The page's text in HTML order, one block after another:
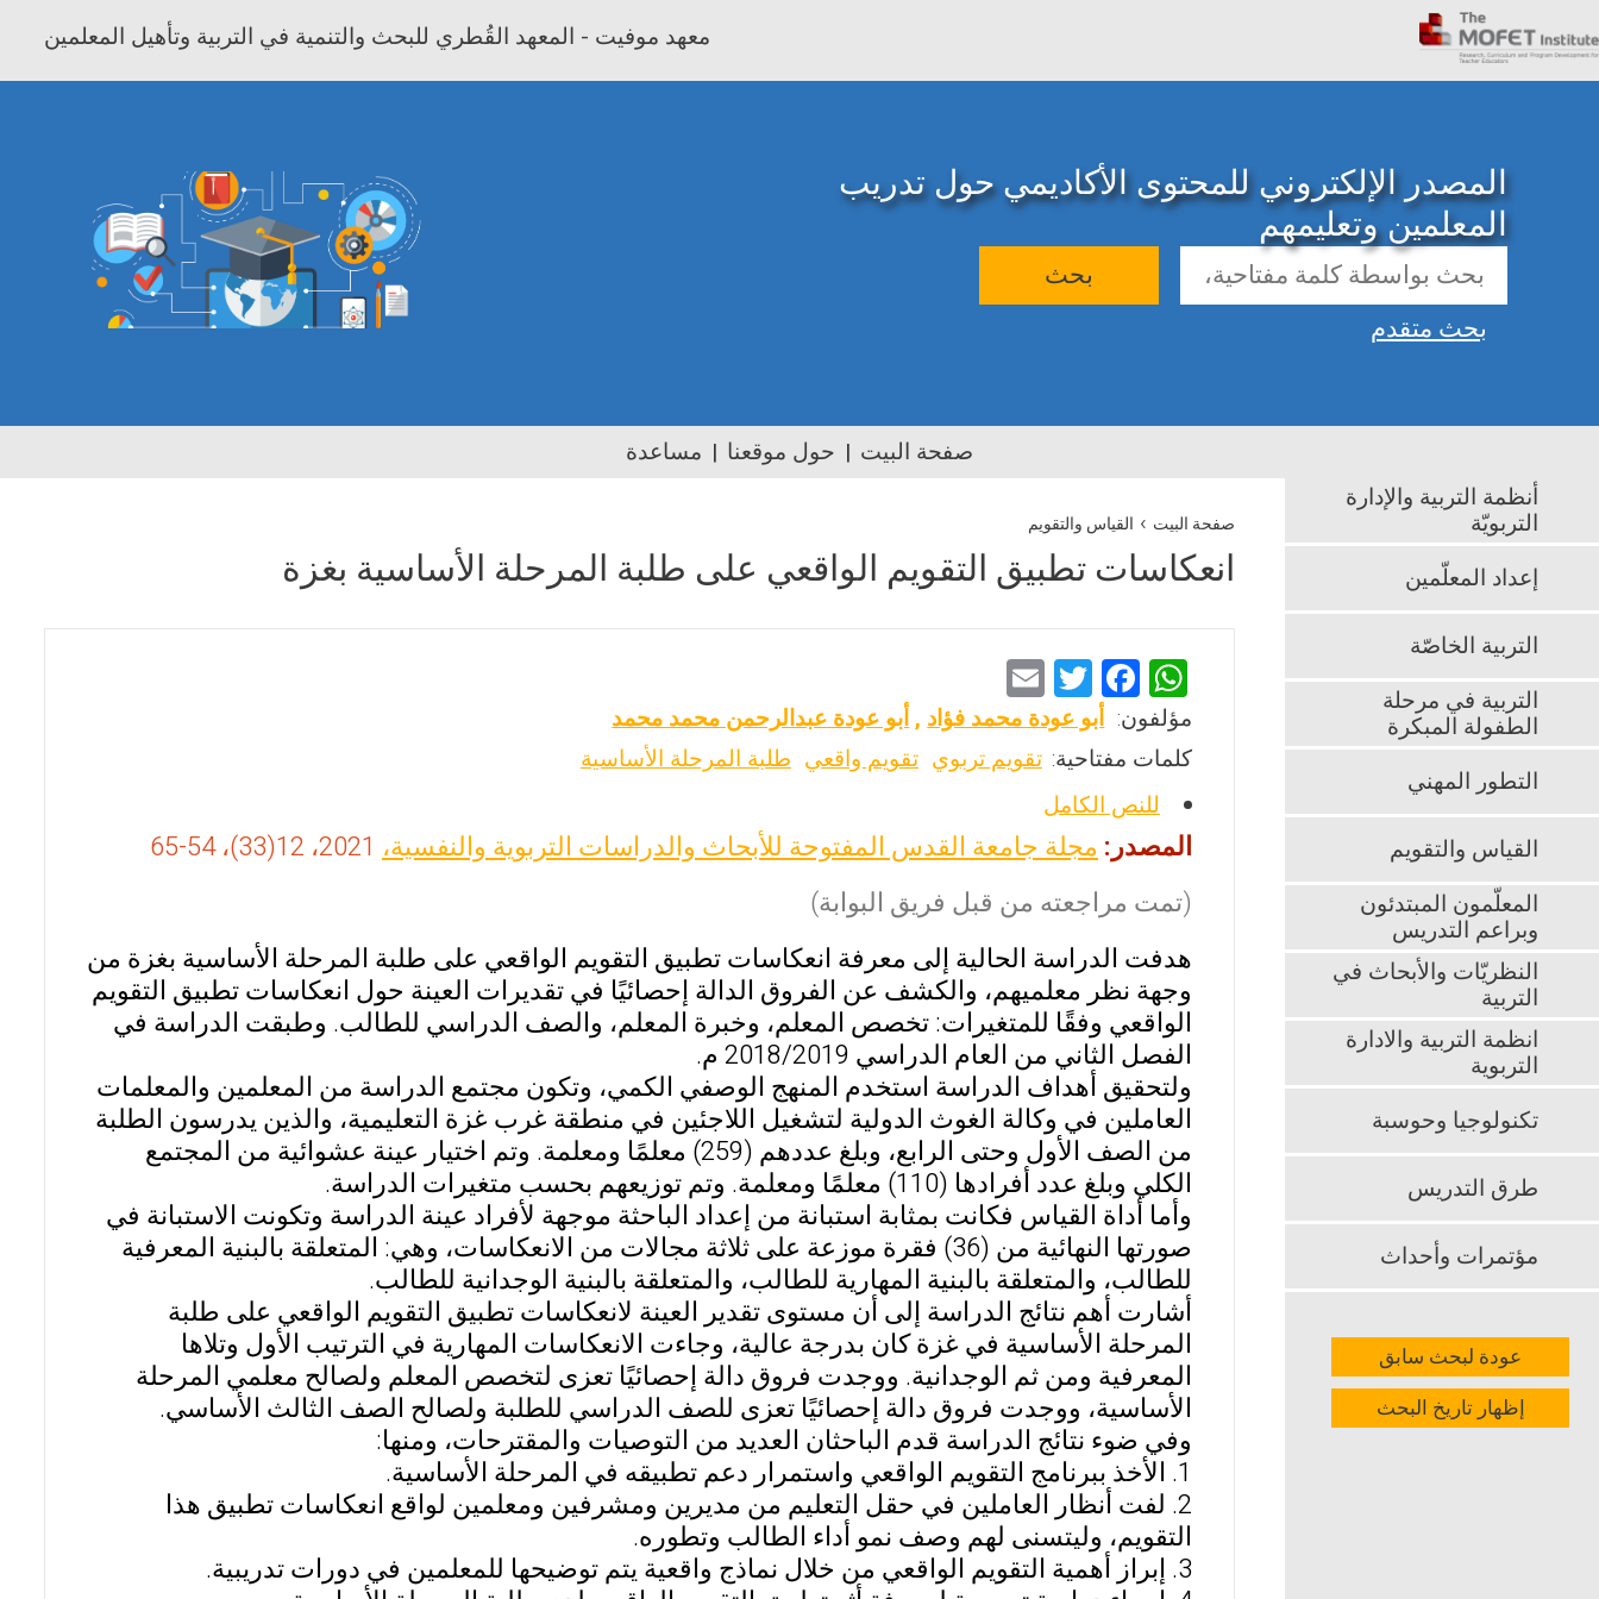
معهد موفيت - المعهد القُطري للبحث والتنمية في التربية وتأهيل المعلمين
المصدر الإلكتروني للمحتوى الأكاديمي حول تدريب
المعلمين وتعليمهم
بحث
بحث متقدم
صفحة البيت حول موقعنا مساعدة
صفحة البيت › القياس والتقويم
انعكاسات تطبيق التقويم الواقعي على طلبة المرحلة الأساسية بغزة
W
h
at
s
A
p
p
F
a
ce
b
o
o
k
T
wi
tt
m
ai
مؤلفون: أبو عودة محمد فؤاد,أبو عودة عبدالرحمن محمد محمد
كلمات مفتاحية: تقويم تربوي تقويم واقعي طلبة المرحلة الأساسية
للنص الكامل
المصدر: مجلة جامعة القدس المفتوحة للأبحاث والدراسات التربوية والنفسية،
(تمت مراجعته من قبل فريق البوابة)
هدفت الدراسة الحالية إلى معرفة انعكاسات تطبيق التقويم الواقعي على طلبة المرحلة الأساسية بغزة من
وجهة نظر معلميهم، والكشف عن الفروق الدالة إحصائيًا في تقديرات العينة حول انعكاسات تطبيق التقويم
الواقعي وفقًا للمتغيرات: تخصص المعلم، وخبرة المعلم، والصف الدراسي للطالب. وطبقت الدراسة في
الفصل الثاني من العام الدراسي 2018/2019 م.
ولتحقيق أهداف الدراسة استخدم المنهج الوصفي الكمي، وتكون مجتمع الدراسة من المعلمين والمعلمات
العاملين في وكالة الغوث الدولية لتشغيل اللاجئين في منطقة غرب غزة التعليمية، والذين يدرسون الطلبة
من الصف الأول وحتى الرابع، وبلغ عددهم (259) معلمًا ومعلمة. وتم اختيار عينة عشوائية من المجتمع
الكلي وبلغ عدد أفرادها (110) معلمًا ومعلمة. وتم توزيعهم بحسب متغيرات الدراسة.
وأما أداة القياس فكانت بمثابة استبانة من إعداد الباحثة موجهة لأفراد عينة الدراسة وتكونت الاستبانة في
صورتها النهائية من (36) فقرة موزعة على ثلاثة مجالات من الانعكاسات، وهي: المتعلقة بالبنية المعرفية
للطالب، والمتعلقة بالبنية المهارية للطالب، والمتعلقة بالبنية الوجدانية للطالب.
أشارت أهم نتائج الدراسة إلى أن مستوى تقدير العينة لانعكاسات تطبيق التقويم الواقعي على طلبة
المرحلة الأساسية في غزة كان بدرجة عالية، وجاءت الانعكاسات المهارية في الترتيب الأول وتلاها
المعرفية ومن ثم الوجدانية. ووجدت فروق دالة إحصائيًا تعزى لتخصص المعلم ولصالح معلمي المرحلة
الأساسية، ووجدت فروق دالة إحصائيًا تعزى للصف الدراسي للطلبة ولصالح الصف الثالث الأساسي.
وفي ضوء نتائج الدراسة قدم الباحثان العديد من التوصيات والمقترحات، ومنها:
1. الأخذ ببرنامج التقويم الواقعي واستمرار دعم تطبيقه في المرحلة الأساسية.
2. لفت أنظار العاملين في حقل التعليم من مديرين ومشرفين ومعلمين لواقع انعكاسات تطبيق هذا
التقويم، وليتسنى لهم وصف نمو أداء الطالب وتطوره.
3. إبراز أهمية التقويم الواقعي من خلال نماذج واقعية يتم توضيحها للمعلمين في دورات تدريبية.
أنظمة التربية والإدارة
التربويّة
إعداد المعلّمين
التربية الخاصّة
التربية في مرحلة
الطفولة المبكرة
التطور المهني
القياس والتقويم
المعلّمون المبتدئون
وبراعم التدريس
النظريّات والأبحاث في
التربية
انظمة التربية والادارة
التربوية
تكنولوجيا وحوسبة
طرق التدريس
مؤتمرات وأحداث
عودة لبحث سابق
إظهار تاريخ البحث